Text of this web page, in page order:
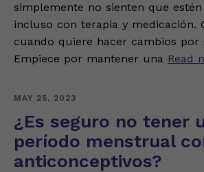
simplemente no sienten que
incluso con terapia y medicación.
cuando quiere hacer cambios por
Empiece por mantener una Read
MAY 25, 2023
¿Es seguro no tener
período menstrual
anticonceptivos?